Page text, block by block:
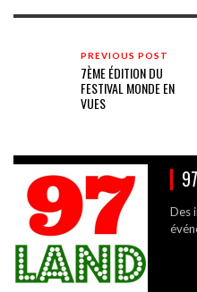
PREVIOUS POST
7ÈME ÉDITION DU
FESTIVAL MONDE EN
VUES
Des